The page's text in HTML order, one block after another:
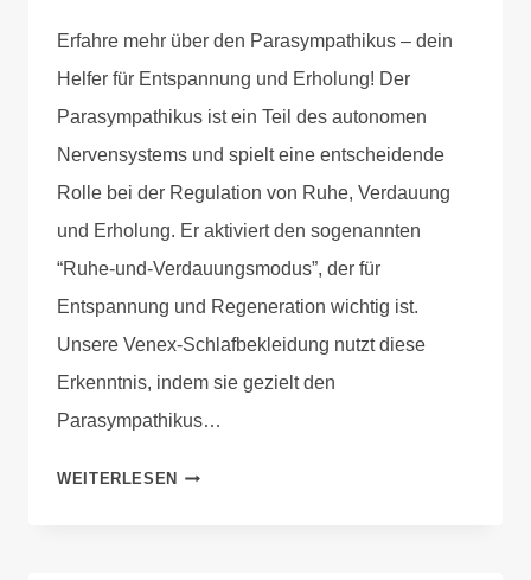
Krause
Erfahre mehr über den Parasympathikus – dein
Helfer für Entspannung und Erholung! Der
Parasympathikus ist ein Teil des autonomen
Nervensystems und spielt eine entscheidende
Rolle bei der Regulation von Ruhe, Verdauung
und Erholung. Er aktiviert den sogenannten
“Ruhe-und-Verdauungsmodus”, der für
Entspannung und Regeneration wichtig ist.
Unsere Venex-Schlafbekleidung nutzt diese
Erkenntnis, indem sie gezielt den
Parasympathikus…
WEITERLESEN